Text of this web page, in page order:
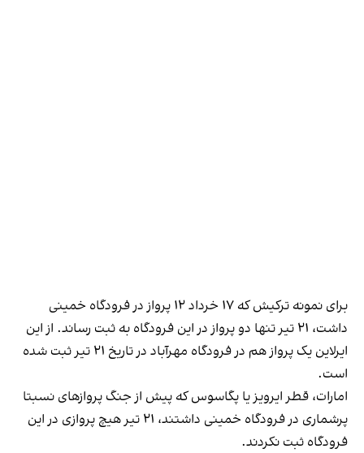
برای نمونه ترکیش که ۱۷ خرداد ۱۲ پرواز در فرودگاه خمینی
داشت، ۲۱ تیر تنها دو پرواز در این فرودگاه به ثبت رساند. از این
ایرلاین یک پرواز هم در فرودگاه مهرآباد در تاریخ ۲۱ تیر ثبت شده
است.
امارات، قطر ایرویز یا پگاسوس که پیش از جنگ پروازهای نسبتا
پرشماری در فرودگاه خمینی داشتند، ۲۱ تیر هیچ پروازی در این
فرودگاه ثبت نکردند.